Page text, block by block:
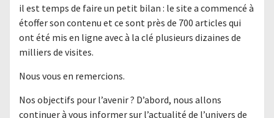
il est temps de faire un petit bilan : le site a commencé à
étoffer son contenu et ce sont près de 700 articles qui
ont été mis en ligne avec à la clé plusieurs dizaines de
milliers de visites.
Nous vous en remercions.
Nos objectifs pour l’avenir ? D’abord, nous allons
continuer à vous informer sur l’actualité de l’univers de